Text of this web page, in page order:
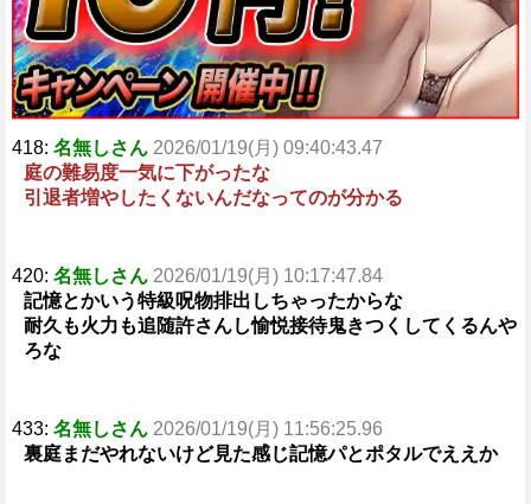
418: 名無しさん 2026/01/19(月) 09:40:43.47
庭の難易度一気に下がったな
引退者増やしたくないんだなってのが分かる
420: 名無しさん 2026/01/19(月) 10:17:47.84
記憶とかいう特級呪物排出しちゃったからな
耐久も火力も追随許さんし愉悦接待鬼きつくしてくるんや
ろな
433: 名無しさん 2026/01/19(月) 11:56:25.96
裏庭まだやれないけど見た感じ記憶パとポタルでええか